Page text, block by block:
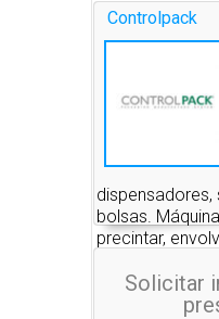
Controlpack
dispensadores,
bolsas.
precintar,
Solicitar